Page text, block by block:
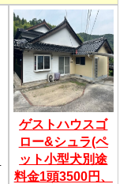
ゲストハウスゴ
ロー&シュラ(ペ
ット小型犬別途
料金1頭3500円、